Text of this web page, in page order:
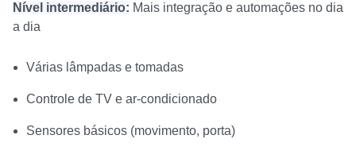
Nível intermediário: Mais integração e automações no dia
a dia
Várias lâmpadas e tomadas
Controle de TV e ar-condicionado
Sensores básicos (movimento, porta)